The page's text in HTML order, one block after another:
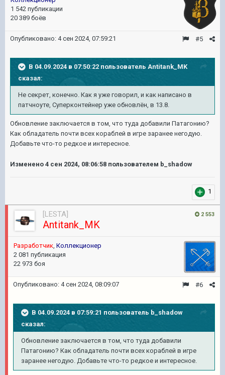
1 542 публикации
20 389 боёв
#5
Опубликовано: 4 сен 2024, 07:59:21
В 04.09.2024 в 07:50:22 пользователь Antitank_MK
сказал:
Не секрет, конечно. Как я уже говорил, и как написано в
патчноуте, Суперконтейнер уже обновлён, в 13.8.
Обновление заключается в том, что туда добавили Патагонию?
Как обладатель почти всех кораблей в игре заранее негодую.
Добавьте что-то редкое и интересное.
Изменено 4 сен 2024, 08:06:58 пользователем b_shadow
1
2 553
[LESTA]
Antitank_MK
Разработчик, Коллекционер
2 081 публикация
22 973 боя
#6
Опубликовано: 4 сен 2024, 08:09:07
В 04.09.2024 в 07:59:21 пользователь b_shadow
сказал:
Обновление заключается в том, что туда добавили
Патагонию? Как обладатель почти всех кораблей в игре
заранее негодую. Добавьте что-то редкое и интересное.